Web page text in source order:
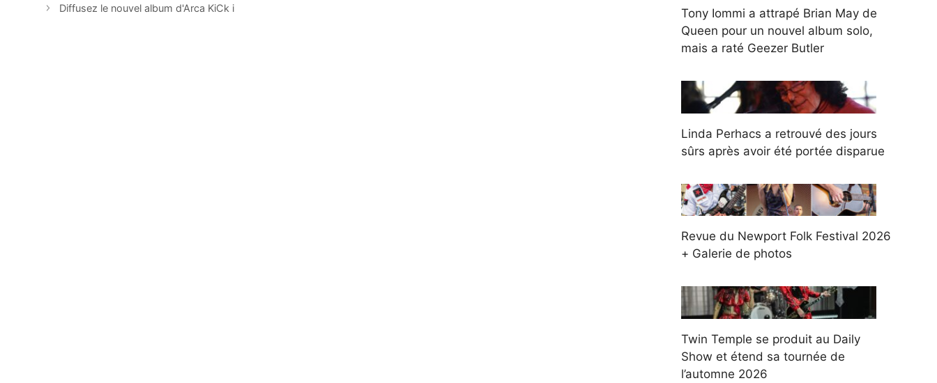
Diffusez le nouvel album d'Arca KiCk i
Tony Iommi a attrapé Brian May de
Queen pour un nouvel album solo,
mais a raté Geezer Butler
Linda Perhacs a retrouvé des jours
sûrs après avoir été portée disparue
Revue du Newport Folk Festival 2026
+ Galerie de photos
Twin Temple se produit au Daily
Show et étend sa tournée de
l’automne 2026